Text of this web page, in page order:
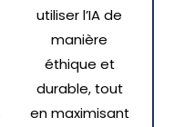
utiliser l’IA de
manière
éthique et
durable, tout
en maximisant